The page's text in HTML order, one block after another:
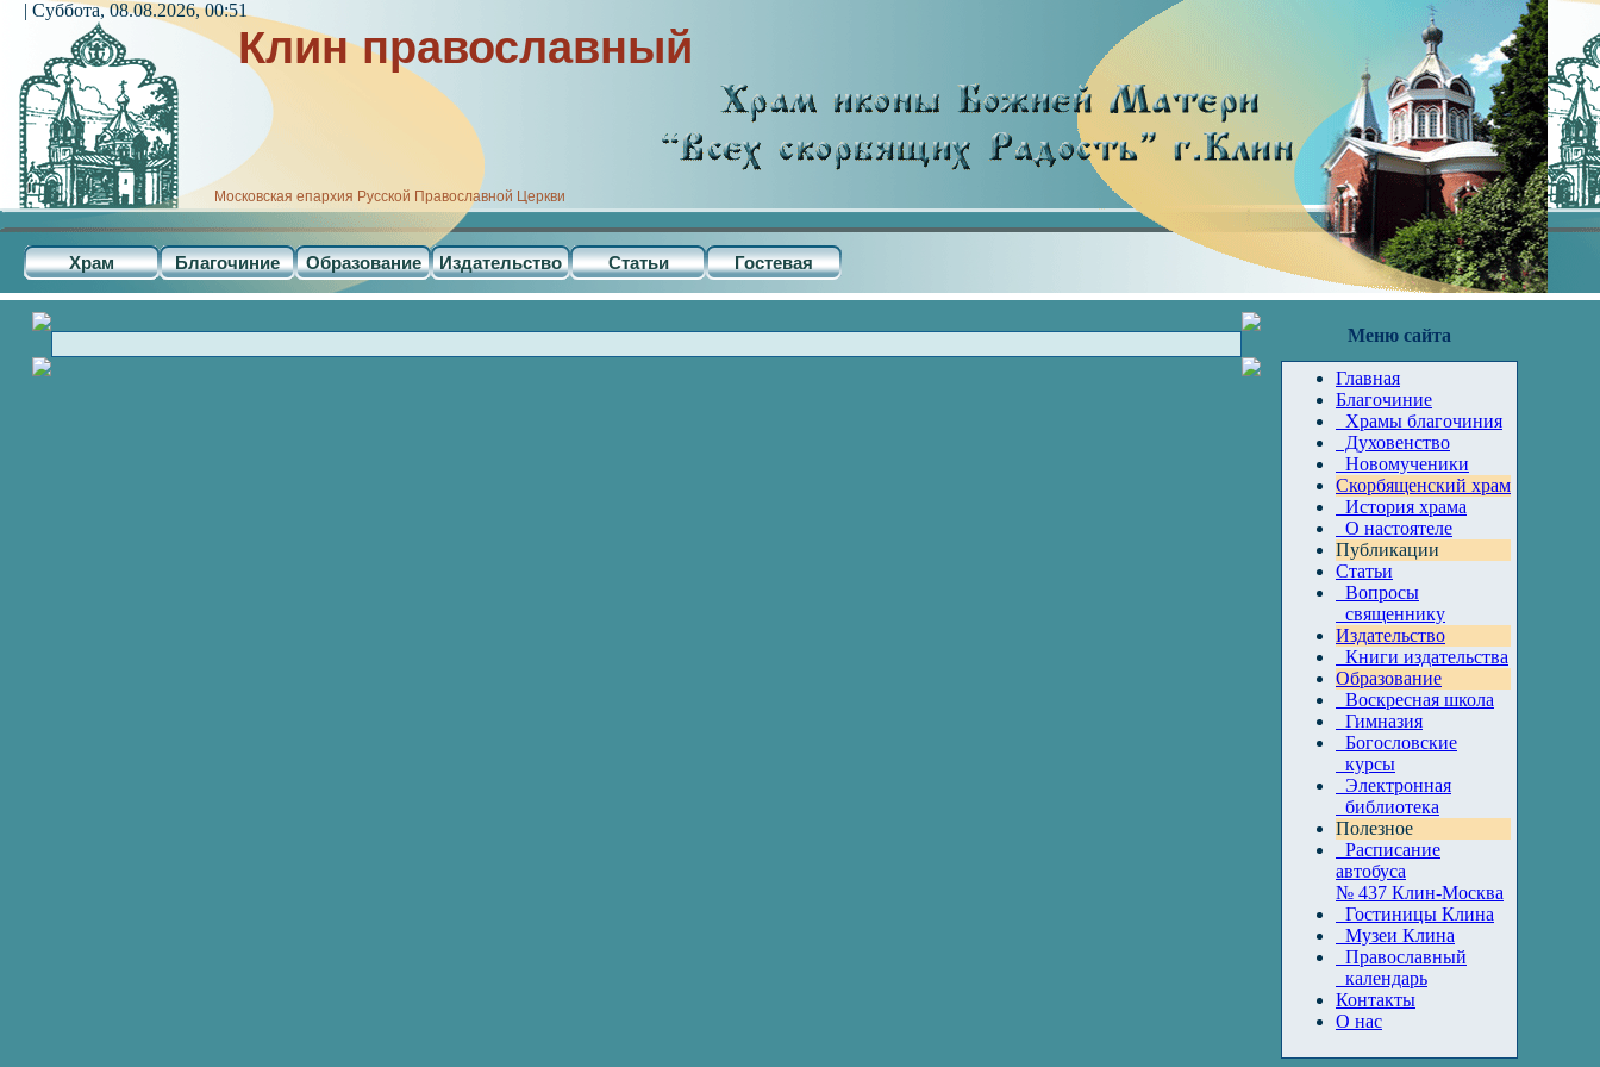
Клин православный
Московская епархия Русской Православной Церкви
Храм Благочиние Образование Издательство Статьи Гостевая
| Суббота, 08.08.2026, 00:51
Меню сайта
Главная
Благочиние
Храмы благочиния
Духовенство
Новомученики
Скорбященский храм
История храма
О настоятеле
Публикации
Статьи
Вопросы
священнику
Издательство
Книги издательства
Образование
Воскресная школа
Гимназия
Богословские
курсы
Электронная
библиотека
Полезное
Расписание
автобуса
№ 437 Клин-Москва
Гостиницы Клина
Музеи Клина
Православный
календарь
Контакты
О нас